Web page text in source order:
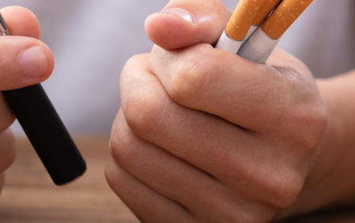
Bilan prévention : ce que
les kinés pourront
TDAH : quel est ce
traitement autorisé aux
États-Unis ? prévenir